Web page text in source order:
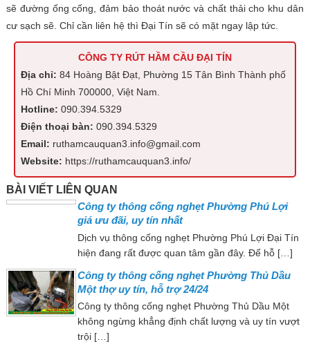
sẽ đường ống cống, đảm bảo thoát nước và chất thải cho khu dân
cư sạch sẽ. Chỉ cần liên hệ thì Đại Tín sẽ có mặt ngay lập tức.
CÔNG TY RÚT HẦM CẦU ĐẠI TÍN
Địa chỉ: 84 Hoàng Bật Đạt, Phường 15 Tân Bình Thành phố
Hồ Chí Minh 700000, Việt Nam.
Hotline:090.394.5329
Điện thoại bàn:090.394.5329
Email: ruthamcauquan3.info@gmail.com
Website: https://ruthamcauquan3.info/
BÀI VIẾT LIÊN QUAN
Công ty thông cống nghẹt Phường Phú Lợi
giá ưu đãi, uy tín nhất
Dịch vụ thông cống nghẹt Phường Phú Lợi Đại Tín
hiện đang rất được quan tâm gần đây. Để hỗ […]
Công ty thông cống nghẹt Phường Thủ Dầu
Một thợ uy tín, hỗ trợ 24/24
Công ty thông cống nghẹt Phường Thủ Dầu Một
không ngừng khẳng định chất lượng và uy tín vượt
trội […]